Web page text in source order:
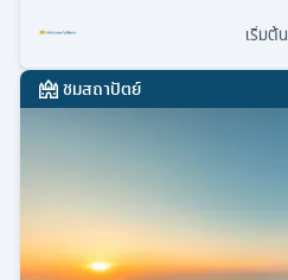
เริ่มต้น
ชมสถาปัตย์